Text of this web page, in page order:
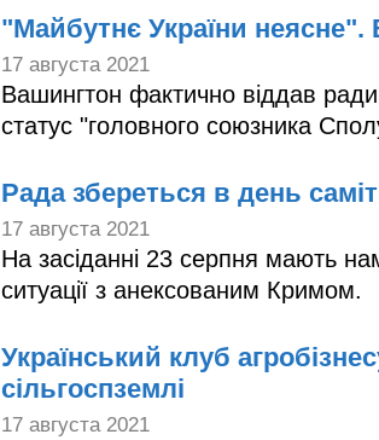
"Майбутнє України
17 августа 2021
Вашингтон фактично віддав
статус "головного союзника
Рада збереться в день
17 августа 2021
На засіданні 23 серпня мають
ситуації з анексованим Кримом.
Український клуб
сільгоспземлі
17 августа 2021